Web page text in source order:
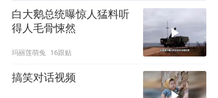
白大鹅总统曝惊人猛料听
得人毛骨悚然
玛丽莲萌兔 16跟贴
搞笑对话视频